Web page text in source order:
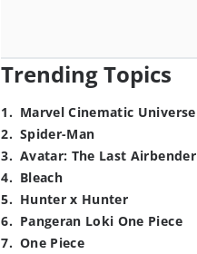
Trending Topics
1. Marvel Cinematic Universe
2. Spider-Man
3. Avatar: The Last Airbender
4. Bleach
5. Hunter x Hunter
6. Pangeran Loki One Piece
7. One Piece